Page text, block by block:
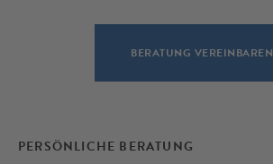
BERATUNG VEREINBAREN
PERSÖNLICHE BERATUNG